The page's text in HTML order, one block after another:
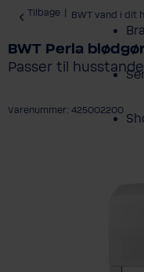
Tilbage BWT vand i dit
BWT Perla
Passer til
Varenummer: 425002200